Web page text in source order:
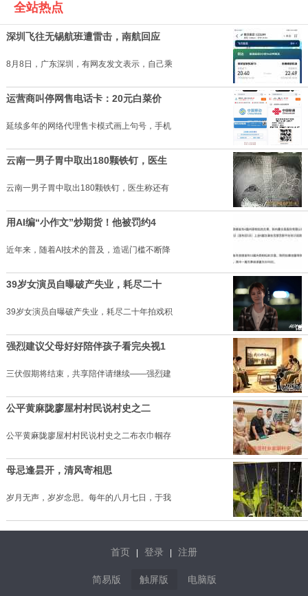
全站热点
深圳飞往无锡航班遭雷击，南航回应
8月8日，广东深圳，有网友发文表示，自己乘
运营商叫停网售电话卡：20元白菜价
延续多年的网络代理售卡模式画上句号，手机
云南一男子胃中取出180颗铁钉，医生
云南一男子胃中取出180颗铁钉，医生称还有
用AI编“小作文”炒期货！他被罚约4
近年来，随着AI技术的普及，造谣门槛不断降
39岁女演员自曝破产失业，耗尽二十
39岁女演员自曝破产失业，耗尽二十年拍戏积
强烈建议父母好好陪伴孩子看完央视1
三伏假期将结束，共享陪伴请继续——强烈建
公平黄麻陇廖屋村村民说村史之二
公平黄麻陇廖屋村村民说村史之二布衣巾帼存
母忌逢昙开，清风寄相思
岁月无声，岁岁念思。每年的八月七日，于我
首页 登录 注册
简易版 触屏版 电脑版